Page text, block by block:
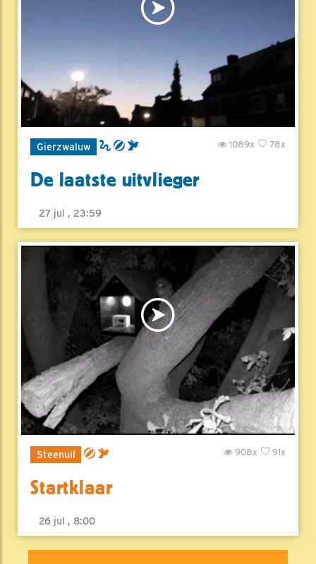
Gierzwaluw 78x
1089x
De laatste uitvlieger
27 jul , 23:59
Steenuil 91x
908x
Startklaar
26 jul , 8:00